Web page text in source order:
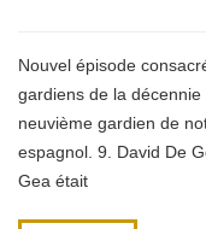
Nouvel épisode
gardiens de la décennie
neuvième gardien de
espagnol. 9. David De
Gea était